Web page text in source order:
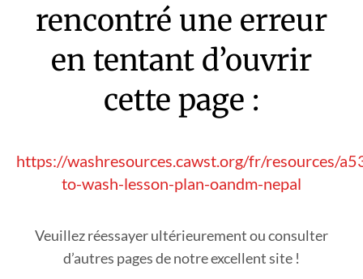
rencontré une erreur
en tentant d’ouvrir
cette page :
https://washresources.cawst.org/fr/resources/
to-wash-lesson-plan-oandm-nepal
Veuillez réessayer ultérieurement ou consulter
d’autres pages de notre excellent site !